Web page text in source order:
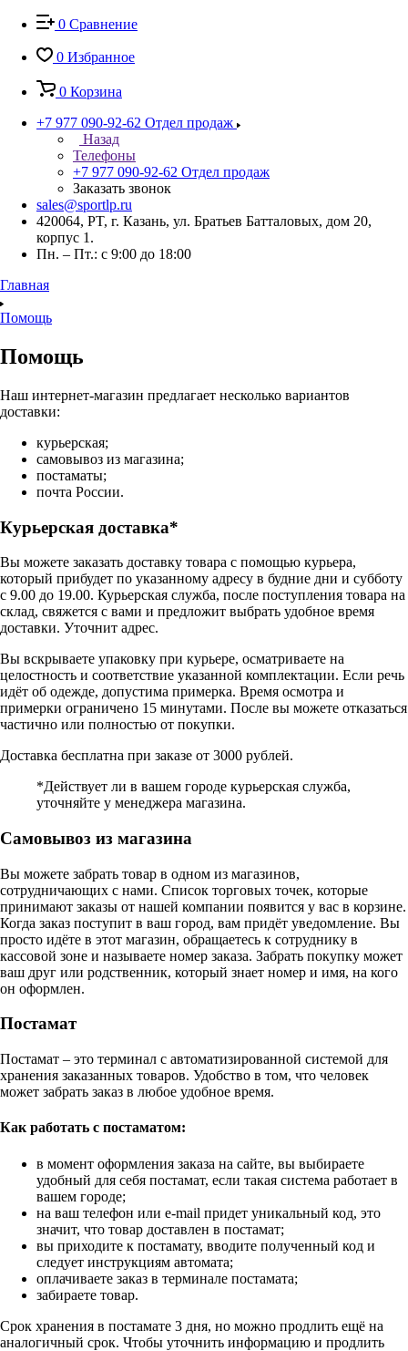
0 Сравнение
0 Избранное
0 Корзина
+7 977 090-92-62 Отдел продаж
Назад
Телефоны
+7 977 090-92-62 Отдел продаж
Заказать звонок
sales@sportlp.ru
420064, PT, г. Казань, ул. Братьев Батталовых, дом 20,
корпус 1.
Пн. – Пт.: с 9:00 до 18:00
Главная
Помощь
Помощь
Наш интернет-магазин предлагает несколько вариантов
доставки:
курьерская;
самовывоз из магазина;
постаматы;
почта России.
Курьерская доставка*
Вы можете заказать доставку товара с помощью курьера,
который прибудет по указанному адресу в будние дни и субботу
с 9.00 до 19.00. Курьерская служба, после поступления товара на
склад, свяжется с вами и предложит выбрать удобное время
доставки. Уточнит адрес.
Вы вскрываете упаковку при курьере, осматриваете на
целостность и соответствие указанной комплектации. Если речь
идёт об одежде, допустима примерка. Время осмотра и
примерки ограничено 15 минутами. После вы можете отказаться
частично или полностью от покупки.
Доставка бесплатна при заказе от 3000 рублей.
*Действует ли в вашем городе курьерская служба,
уточняйте у менеджера магазина.
Самовывоз из магазина
Вы можете забрать товар в одном из магазинов,
сотрудничающих с нами. Список торговых точек, которые
принимают заказы от нашей компании появится у вас в корзине.
Когда заказ поступит в ваш город, вам придёт уведомление. Вы
просто идёте в этот магазин, обращаетесь к сотруднику в
кассовой зоне и называете номер заказа. Забрать покупку может
ваш друг или родственник, который знает номер и имя, на кого
он оформлен.
Постамат
Постамат – это терминал с автоматизированной системой для
хранения заказанных товаров. Удобство в том, что человек
может забрать заказ в любое удобное время.
Как работать с постаматом:
в момент оформления заказа на сайте, вы выбираете
удобный для себя постамат, если такая система работает в
вашем городе;
на ваш телефон или e-mail придет уникальный код, это
значит, что товар доставлен в постамат;
вы приходите к постамату, вводите полученный код и
следует инструкциям автомата;
оплачиваете заказ в терминале постамата;
забираете товар.
Срок хранения в постамате 3 дня, но можно продлить ещё на
аналогичный срок. Чтобы уточнить информацию и продлить